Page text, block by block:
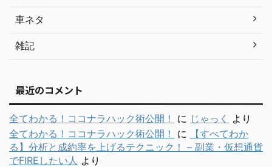
車ネタ
雑記
最近のコメント
全てわかる！ココナラハック術公開！ に じゃっく
より
全てわかる！ココナラハック術公開！
に
【すべてわか
る】分析と成約率を上げるテクニック！ – 副業・仮想通貨
でFIREしたい人 より